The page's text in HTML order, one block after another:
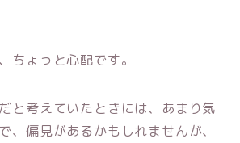
ちょっと心配です。
と考えていたときには、あまり気
、偏見があるかもしれませんが、